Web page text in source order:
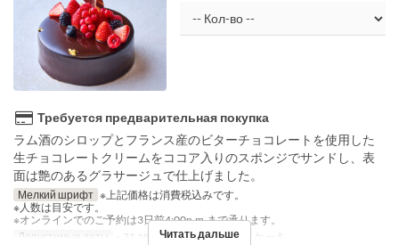
Требуется предварительная покупка
ラム酒のシロップとフランス産のビターチョコレートを使用した
生チョコレートクリームをココア入りのスポンジでサンドし、表
面は艶のあるグラサージュで仕上げました。
Мелкий шрифт ※上記価格は消費税込みです。
※人数は目安です。
※オンラインでのご予約は3日前4:00p.m.まで承ります。
Допустимые даты
~ 31 авг. Категория места ケーキ
Читать дальше